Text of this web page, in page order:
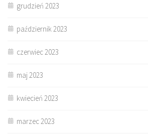
grudzień 2023
październik 2023
czerwiec 2023
maj 2023
kwiecień 2023
marzec 2023